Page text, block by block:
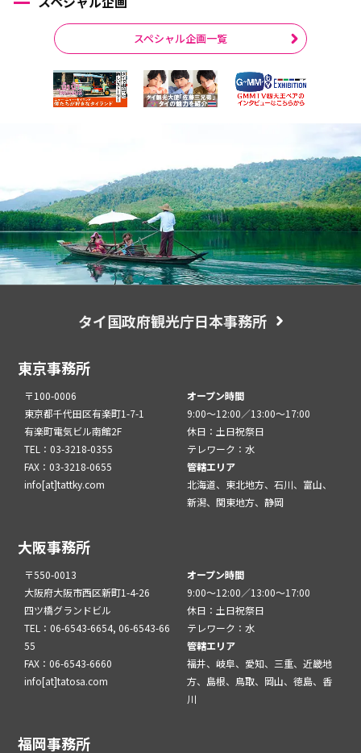
スペシャル企画一覧
タイ国政府観光庁日本事務所
東京事務所
〒100-0006
東京都千代田区有楽町1-7-1
有楽町電気ビル南館2F
TEL：03-3218-0355
FAX：03-3218-0655
info[at]tattky.com
オープン時間
9:00～12:00／13:00～17:00
休日：土日祝祭日
テレワーク：水
管轄エリア
北海道、東北地方、石川、富山、
新潟、関東地方、静岡
大阪事務所
〒550-0013
大阪府大阪市西区新町1-4-26
四ツ橋グランドビル
TEL：06-6543-6654, 06-6543-66
55
FAX：06-6543-6660
info[at]tatosa.com
オープン時間
9:00～12:00／13:00～17:00
休日：土日祝祭日
テレワーク：水
管轄エリア
福井、岐阜、愛知、三重、近畿地
方、島根、鳥取、岡山、徳島、香
川
福岡事務所